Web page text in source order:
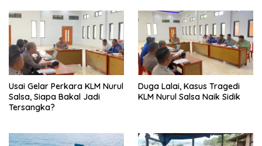
‎Usai Gelar Perkara KLM Nurul
Salsa, Siapa Bakal Jadi
Tersangka?
Duga Lalai, Kasus Tragedi
KLM Nurul Salsa Naik Sidik